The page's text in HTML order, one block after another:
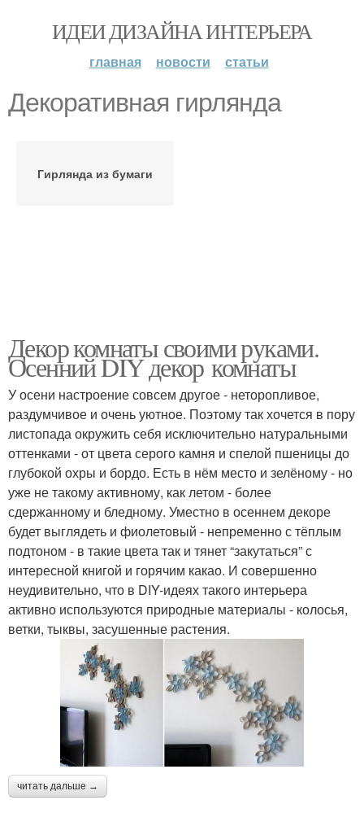
ИДЕИ ДИЗАЙНА ИНТЕРЬЕРА
главная новости статьи
Декоративная гирлянда
Гирлянда из бумаги
Декор комнаты своими руками.
Осенний DIY декор комнаты
У осени настроение совсем другое - неторопливое,
раздумчивое и очень уютное. Поэтому так хочется в пору
листопада окружить себя исключительно натуральными
оттенками - от цвета серого камня и спелой пшеницы до
глубокой охры и бордо. Есть в нём место и зелёному - но
уже не такому активному, как летом - более
сдержанному и бледному. Уместно в осеннем декоре
будет выглядеть и фиолетовый - непременно с тёплым
подтоном - в такие цвета так и тянет “закутаться” с
интересной книгой и горячим какао. И совершенно
неудивительно, что в DIY-идеях такого интерьера
активно используются природные материалы - колосья,
ветки, тыквы, засушенные растения.
читать дальше →